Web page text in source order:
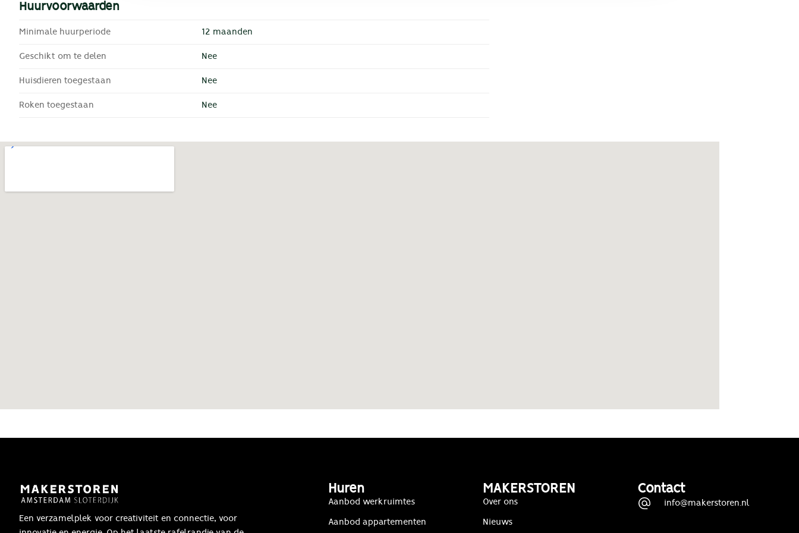
Huurvoorwaarden
Minimale huurperiode 12 maanden
Geschikt om te delen Nee
Huisdieren toegestaan Nee
Roken toegestaan Nee
Een verzamelplek voor creativiteit en connectie, voor
Huren
Aanbod werkruimtes
Aanbod appartementen
MAKERSTOREN
Over ons
Nieuws
Contact
info@makerstoren.nl